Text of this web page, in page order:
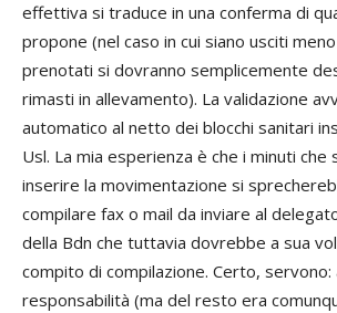
effettiva si traduce in una conferma di
propone (nel caso in cui siano usciti
prenotati si dovranno semplicemente
rimasti in allevamento). La validazione
automatico al netto dei blocchi sanitari
Usl. La mia esperienza è che i minuti che
inserire la movimentazione si
compilare fax o mail da inviare al
della Bdn che tuttavia dovrebbe a sua
compito di compilazione. Certo, servono:
responsabilità (ma del resto era